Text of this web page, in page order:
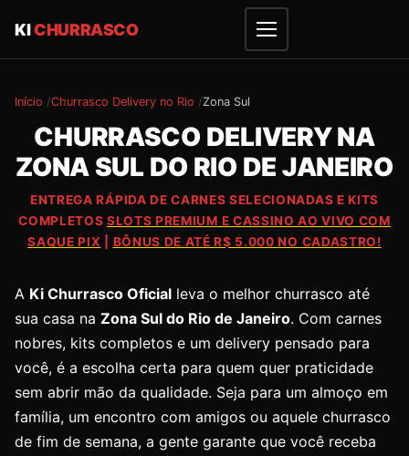
KICHURRASCO
Início Churrasco Delivery no Rio Zona Sul
CHURRASCO DELIVERY NA
ZONA SUL DO RIO DE JANEIRO
ENTREGA RÁPIDA DE CARNES SELECIONADAS E KITS
COMPLETOS SLOTS PREMIUM E CASSINO AO VIVO COM
SAQUE PIX
BÔNUS DE ATÉ R$ 5.000 NO CADASTRO!
A Ki Churrasco Oficial leva o melhor churrasco até
sua casa na Zona Sul do Rio de Janeiro. Com carnes
nobres, kits completos e um delivery pensado para
você, é a escolha certa para quem quer praticidade
sem abrir mão da qualidade. Seja para um almoço em
família, um encontro com amigos ou aquele churrasco
de fim de semana, a gente garante que você receba